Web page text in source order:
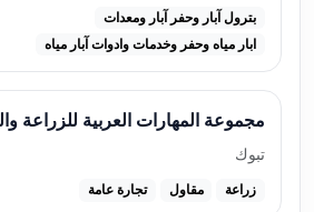
بترول آبار وحفر آبار ومعدات
ابار مياه وحفر وخدمات وادوات آبار مياه
مجموعة المهارات العربية للزراعة
تبوك
زراعة مقاول تجارة عامة